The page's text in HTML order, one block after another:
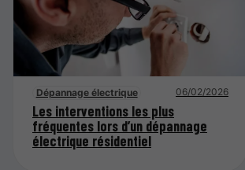
Dépannage électrique 06/02/2026
Les interventions les plus
fréquentes lors d’un dépannage
électrique résidentiel